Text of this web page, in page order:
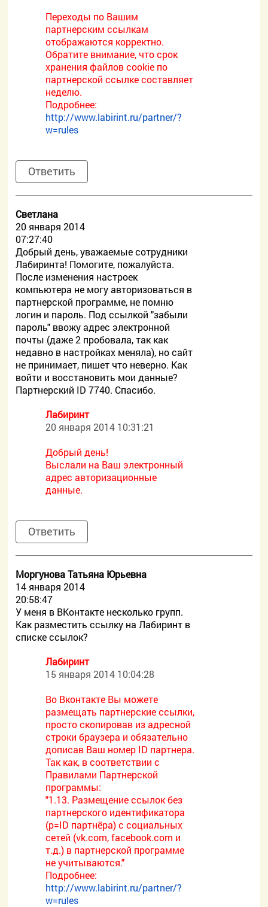
Переходы по Вашим
партнерским ссылкам
отображаются корректно.
Обратите внимание, что срок
хранения файлов cookie по
партнерской ссылке составляет
неделю.
Подробнее:
http://www.labirint.ru/partner/?
w=rules
Ответить
Светлана
20 января 2014
07:27:40
Добрый день, уважаемые сотрудники
Лабиринта! Помогите, пожалуйста.
После изменения настроек
компьютера не могу авторизоваться в
партнерской программе, не помню
логин и пароль. Под ссылкой "забыли
пароль" ввожу адрес электронной
почты (даже 2 пробовала, так как
недавно в настройках меняла), но сайт
не принимает, пишет что неверно. Как
войти и восстановить мои данные?
Партнерский ID 7740. Спасибо.
Лабиринт
20 января 2014 10:31:21
Добрый день!
Выслали на Ваш электронный
адрес авторизационные
данные.
Ответить
Моргунова Татьяна Юрьевна
14 января 2014
20:58:47
У меня в ВКонтакте несколько групп.
Как разместить ссылку на Лабиринт в
списке ссылок?
Лабиринт
15 января 2014 10:04:28
Во Вконтакте Вы можете
размещать партнерские ссылки,
просто скопировав из адресной
строки браузера и обязательно
дописав Ваш номер ID партнера.
Так как, в соответствии с
Правилами Партнерской
программы:
"1.13. Размещение ссылок без
партнерского идентификатора
(p=ID партнёра) с социальных
сетей (vk.com, facebook.com и
т.д.) в партнерской программе
не учитываются."
Подробнее:
http://www.labirint.ru/partner/?
w=rules